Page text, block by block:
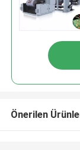
Önerilen